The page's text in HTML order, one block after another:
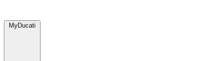
MyDucati